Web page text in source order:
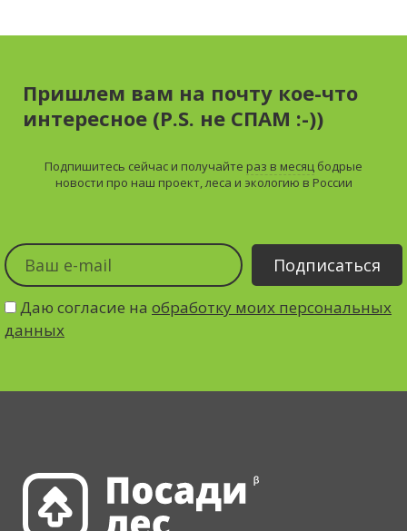
Пришлем вам на почту кое-что
интересное (P.S. не СПАМ :-))
Подпишитесь сейчас и получайте раз в месяц бодрые
новости про наш проект, леса и экологию в России
Даю согласие на обработку моих персональных
данных